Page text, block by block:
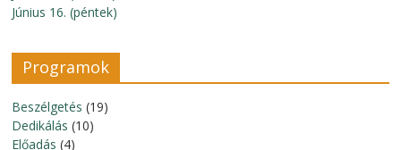
Június 16. (péntek)
Programok
Beszélgetés (19)
Dedikálás (10)
Előadás (4)